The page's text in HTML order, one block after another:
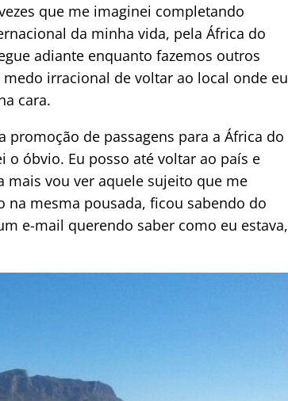
que me imaginei completando
da minha vida, pela África do
adiante enquanto fazemos outros
irracional de voltar ao local onde eu
cara.
de passagens para a África do
óbvio. Eu posso até voltar ao país e
mais vou ver aquele sujeito que me
na mesma pousada, ficou sabendo do
e-mail querendo saber como eu estava,